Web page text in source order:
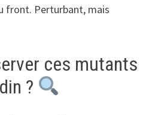
front. Perturbant, mais
ces mutants
?